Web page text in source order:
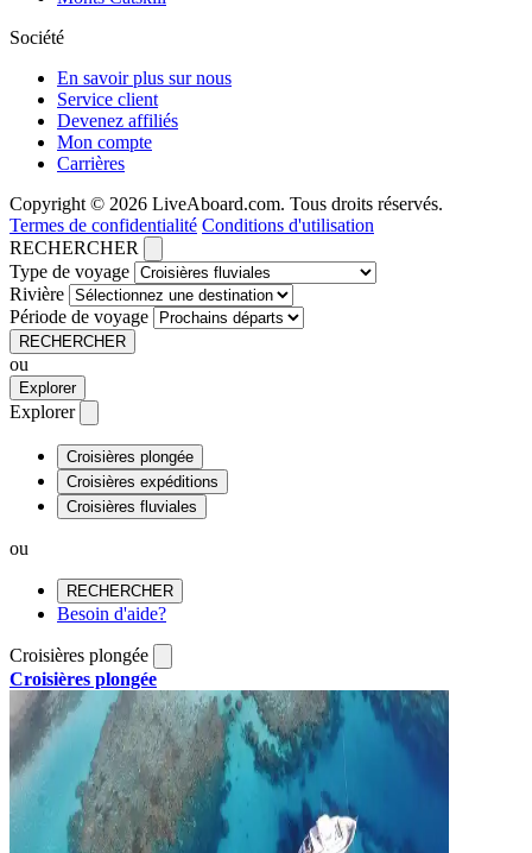
Société
En savoir plus sur nous
Service client
Devenez affiliés
Mon compte
Carrières
Copyright © 2026 LiveAboard.com. Tous droits réservés.
Termes de confidentialité Conditions d'utilisation
RECHERCHER
Type de voyage
Rivière
Période de voyage
RECHERCHER
ou
Explorer
Explorer
Croisières plongée
Croisières expéditions
Croisières fluviales
ou
RECHERCHER
Besoin d'aide?
Croisières plongée
Croisières plongée